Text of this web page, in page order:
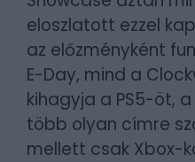
eloszlatott ezzel
az előzményként
E-Day, mind a
kihagyja a PS5-öt,
több olyan címre
mellett csak Xbox-